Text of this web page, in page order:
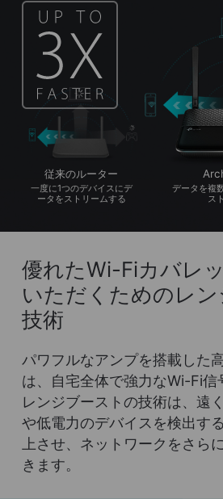
従来のルーター
一度に1つのデバイスにデ
ータをストリームする
データを複
ス
優れたWi-Fiカバレ
いただくためのレン
技術
パワフルなアンプを搭載した
は、自宅全体で強力なWi-Fi信
レンジブーストの技術は、遠
や低電力のデバイスを検出す
上させ、ネットワークをさら
きます。